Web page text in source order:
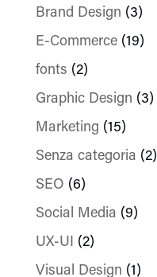
Brand Design (3)
E-Commerce(19)
fonts (2)
Graphic Design (3)
Marketing (15)
Senza categoria (2)
SEO (6)
Social Media (9)
UX-UI (2)
Visual Design (1)